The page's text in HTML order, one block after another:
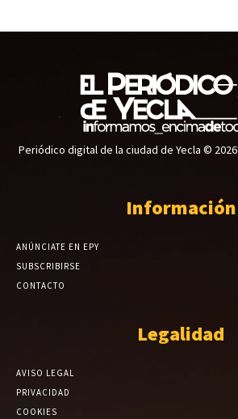
Periódico digital de la ciudad de Yecla © 2026
Información
ANÚNCIATE EN EPY
SUBSCRIBIRSE
CONTACTO
Legalidad
AVISO LEGAL
PRIVACIDAD
COOKIES